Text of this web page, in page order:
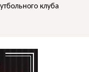
клуба